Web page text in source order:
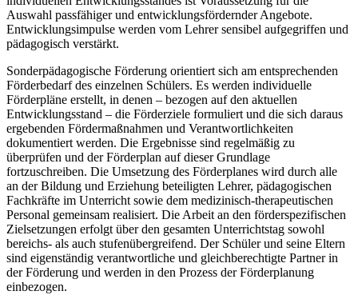
Auswahl passfähiger und entwicklungsfördernder Angebote.
Entwicklungsimpulse werden vom Lehrer sensibel aufgegriffen und
pädagogisch verstärkt.
Sonderpädagogische Förderung orientiert sich am entsprechenden
Förderbedarf des einzelnen Schülers. Es werden individuelle
Förderpläne erstellt, in denen – bezogen auf den aktuellen
Entwicklungsstand – die Förderziele formuliert und die sich daraus
ergebenden Fördermaßnahmen und Verantwortlichkeiten
dokumentiert werden. Die Ergebnisse sind regelmäßig zu
überprüfen und der Förderplan auf dieser Grundlage
fortzuschreiben. Die Umsetzung des Förderplanes wird durch alle
an der Bildung und Erziehung beteiligten Lehrer, pädagogischen
Fachkräfte im Unterricht sowie dem medizinisch-therapeutischen
Personal gemeinsam realisiert. Die Arbeit an den förderspezifischen
Zielsetzungen erfolgt über den gesamten Unterrichtstag sowohl
bereichs- als auch stufenübergreifend. Der Schüler und seine Eltern
sind eigenständig verantwortliche und gleichberechtigte Partner in
der Förderung und werden in den Prozess der Förderplanung
einbezogen.